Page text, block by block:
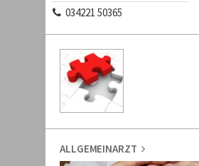
034221 50365
ALLGEMEINARZT